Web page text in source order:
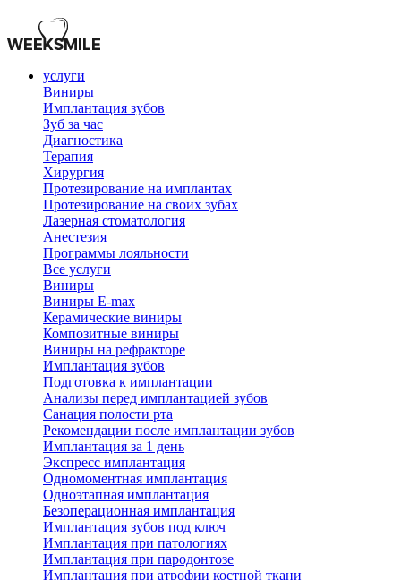
услуги
Виниры
Имплантация зубов
Зуб за час
Диагностика
Терапия
Хирургия
Протезирование на имплантах
Протезирование на своих зубах
Лазерная стоматология
Анестезия
Программы лояльности
Все услуги
Виниры
Виниры E-max
Керамические виниры
Композитные виниры
Виниры на рефракторе
Имплантация зубов
Подготовка к имплантации
Анализы перед имплантацией зубов
Санация полости рта
Рекомендации после имплантации зубов
Имплантация за 1 день
Экспресс имплантация
Одномоментная имплантация
Одноэтапная имплантация
Безоперационная имплантация
Имплантация зубов под ключ
Имплантация при патологиях
Имплантация при пародонтозе
Имплантация при атрофии костной ткани